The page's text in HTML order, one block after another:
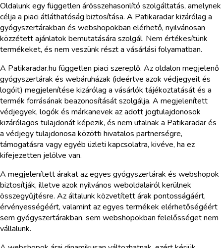
Oldalunk egy független árösszehasonlító szolgáltatás, amelynek
célja a piaci átláthatóság biztosítása. A Patikaradar kizárólag a
gyógyszertárakban és webshopokban elérhető, nyilvánosan
közzétett ajánlatok bemutatására szolgál. Nem értékesítünk
termékeket, és nem veszünk részt a vásárlási folyamatban.
A Patikaradar.hu független piaci szereplő. Az oldalon megjelenő
gyógyszertárak és webáruházak (ideértve azok védjegyeit és
logóit) megjelenítése kizárólag a vásárlók tájékoztatását és a
termék forrásának beazonosítását szolgálja. A megjelenített
védjegyek, logók és márkanevek az adott jogtulajdonosok
kizárólagos tulajdonát képezik, és nem utalnak a Patikaradar és
a védjegy tulajdonosa közötti hivatalos partnerségre,
támogatásra vagy egyéb üzleti kapcsolatra, kivéve, ha ez
kifejezetten jelölve van.
A megjelenített árakat az egyes gyógyszertárak és webshopok
biztosítják, illetve azok nyilvános weboldalairól kerülnek
összegyűjtésre. Az általunk közvetített árak pontosságáért,
érvényességéért, valamint az egyes termékek elérhetőségéért
sem gyógyszertárakban, sem webshopokban felelősséget nem
vállalunk.